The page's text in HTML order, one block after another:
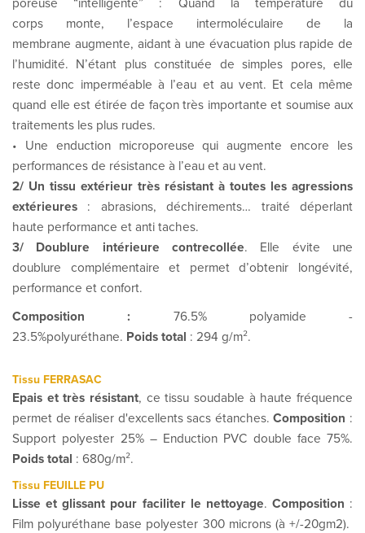
poreuse “intelligente” : Quand la température du
corps monte, l’espace intermoléculaire de la
membrane augmente, aidant à une évacuation plus rapide de
l’humidité. N’étant plus constituée de simples pores, elle
reste donc imperméable à l’eau et au vent. Et cela même
quand elle est étirée de façon très importante et soumise aux
traitements les plus rudes.
• Une enduction microporeuse qui augmente encore les
performances de résistance à l’eau et au vent.
2/ Un tissu extérieur très résistant à toutes les agressions
extérieures : abrasions, déchirements… traité déperlant
haute performance et anti taches.
3/ Doublure intérieure contrecollée. Elle évite une
doublure complémentaire et permet d’obtenir longévité,
performance et confort.
Composition : 76.5% polyamide -
23.5%polyuréthane. Poids total : 294 g/m².
Tissu FERRASAC
Epais et très résistant, ce tissu soudable à haute fréquence
permet de réaliser d'excellents sacs étanches.Composition :
Support polyester 25% – Enduction PVC double face 75%.
Poids total : 680g/m².
Tissu FEUILLE PU
Lisse et glissant pour faciliter le nettoyage. Composition :
Film polyuréthane base polyester 300 microns (à +/-20gm2).